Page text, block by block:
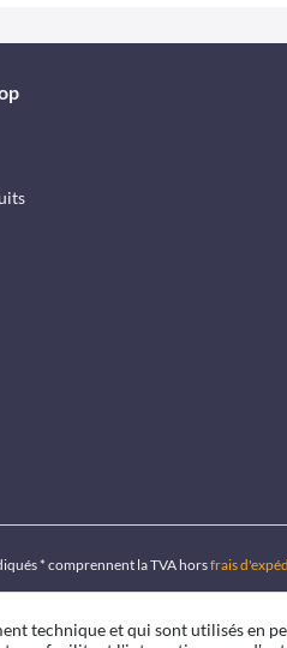
* comprennent la TVA horsfrais
technique et qui sont utilisés en